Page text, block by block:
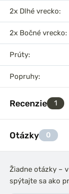
2x Dlhé vrecko:
2x Bočné vrecko:
Prúty:
Popruhy:
Recenzie 1
Otázky 0
Žiadne otázky –
spýtajte sa ako